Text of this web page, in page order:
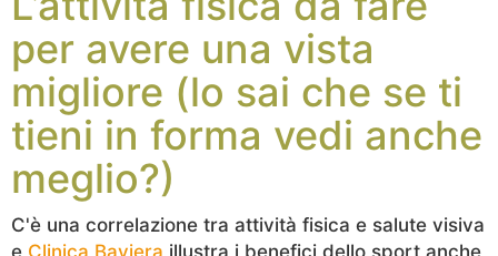
per avere una vista
migliore (lo sai che se ti
tieni in forma vedi anche
meglio?)
C'è una correlazione tra attività fisica e salute visiva
e Clinica Baviera illustra i benefici dello sport anche